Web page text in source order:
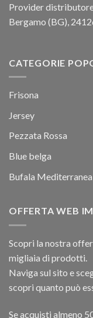
Provider
Bergamo (BG),
CATEGORIE
Frisona
Jersey
Pezzata Rossa
Blue belga
Bufala Mediterranea
OFFERTA WEB
Scopri la nostra
migliaia di prodotti.
Naviga sul sito e
scopri quanto può
Se acquisti almeno